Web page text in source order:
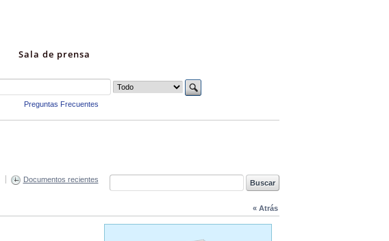
Sala de prensa
Preguntas Frecuentes
Documentos recientes
« Atrás